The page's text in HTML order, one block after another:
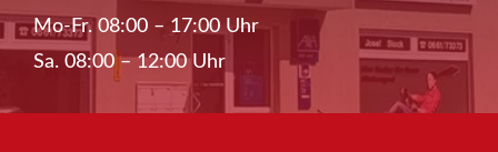
Mo-Fr. 08:00 – 17:00 Uhr
Sa. 08:00 – 12:00 Uhr